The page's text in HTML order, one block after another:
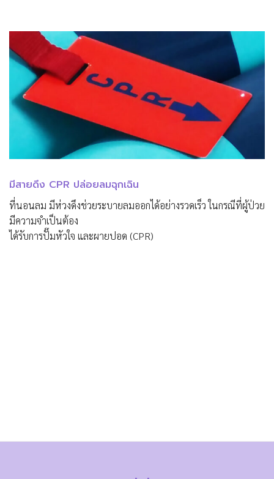
มีสายดึง CPR ปล่อยลมฉุกเฉิน
ที่นอนลม มีห่วงดึงช่วยระบายลมออกได้อย่างรวดเร็ว ในกรณีที่ผู้ป่วย
มีความจำเป็นต้อง
ได้รับการปั๊มหัวใจ และผายปอด (CPR)